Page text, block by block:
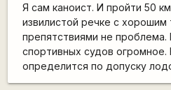
Я сам каноист. И пройти 50
извилистой речке с
препятствиями не
спортивных судов огромное.
определится по допуску